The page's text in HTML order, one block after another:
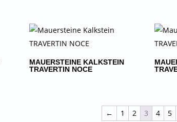
MAUERSTEINE KALKSTEIN
TRAVERTIN NOCE
← 1 2 3 4 5